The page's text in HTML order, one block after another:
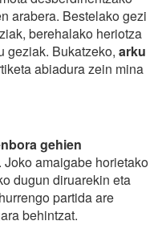
arabera. Bestelako gezi
berehalako heriotza
geziak. Bukatzeko, arku
abiadura zein mina
gehien
amaigabe horietako
dugun diruarekin eta
partida are
behintzat.